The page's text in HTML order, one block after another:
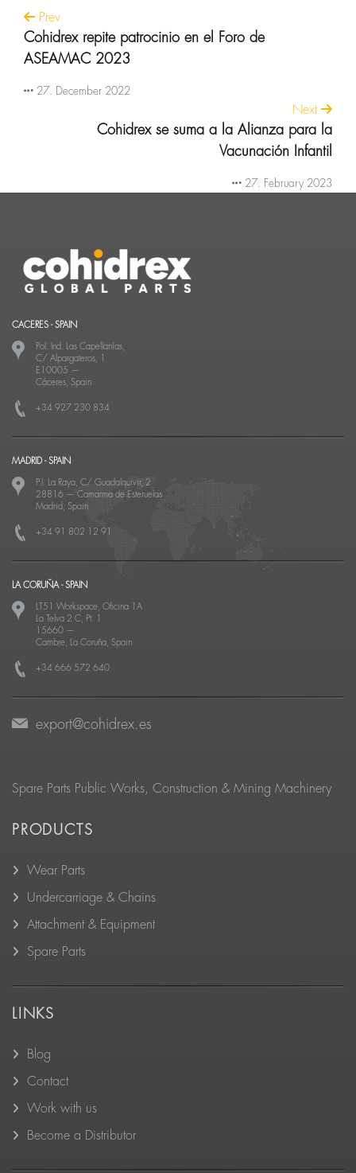
Prev
Cohidrex repite patrocinio en el Foro de
ASEAMAC 2023
27. December 2022
Next
Cohidrex se suma a la Alianza para la
Vacunación Infantil
27. February 2023
CACERES - SPAIN
Pol. Ind. Las Capellanías,
C/ Alpargateros, 1
E10005 —
Cáceres, Spain
+34 927 230 834
MADRID - SPAIN
P.I. La Raya, C/ Guadalquivir, 2
28816 — Camarma de Esteruelas
Madrid, Spain
+34 91 802 12 91
LA CORUÑA - SPAIN
LT51 Workspace, Oficina 1A
La Telva 2 C, Pt. 1
15660 —
Cambre, La Coruña, Spain
+34 666 572 640
export@cohidrex.es
Spare Parts Public Works, Construction & Mining Machinery
PRODUCTS
Wear Parts
Undercarriage & Chains
Attachment & Equipment
Spare Parts
LINKS
Blog
Contact
Work with us
Become a Distributor